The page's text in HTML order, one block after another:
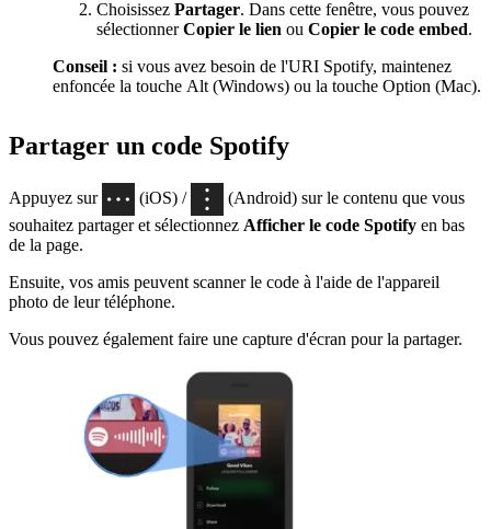
Choisissez Partager. Dans cette fenêtre, vous pouvez
sélectionnerCopier le lien ou Copier le code embed.
Conseil : si vous avez besoin de l'URI Spotify, maintenez
enfoncée la touche Alt (Windows) ou la touche Option (Mac).
Partager un code Spotify
Appuyez sur (iOS) /
(Android) sur le contenu que vous
souhaitez partager et sélectionnez Afficher le code Spotify en bas
de la page.
Ensuite, vos amis peuvent scanner le code à l'aide de l'appareil
photo de leur téléphone.
Vous pouvez également faire une capture d'écran pour la partager.